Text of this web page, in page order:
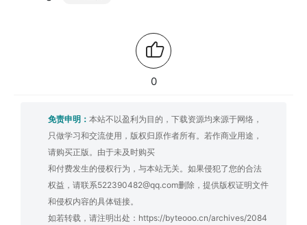
0
免责申明： 本站不以盈利为目的，下载资源均来源于网络，
只做学习和交流使用，版权归原作者所有。若作商业用途，
请购买正版。由于未及时购买
和付费发生的侵权行为，与本站无关。如果侵犯了您的合法
权益，请联系522390482@qq.com删除，提供版权证明文件
和侵权内容的具体链接。
如若转载，请注明出处： https://byteooo.cn/archives/2084